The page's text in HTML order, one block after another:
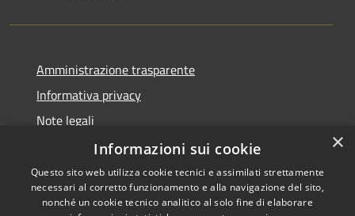
Amministrazione trasparente
Informativa privacy
Note legali
Dichiarazione di accessibilità
×
Informazioni sui cookie
Questo sito web utilizza cookie tecnici e assimilati strettamente
necessari al corretto funzionamento e alla navigazione del sito,
nonché un cookie tecnico analitico al solo fine di elaborare